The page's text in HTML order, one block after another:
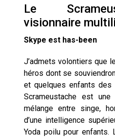
Le
visionnaire
Skype est has-been
J’admets volontiers que
héros dont se
et quelques enfants des
Scrameustache est
mélange entre singe,
d’une intelligence
Yoda poilu pour enfants.